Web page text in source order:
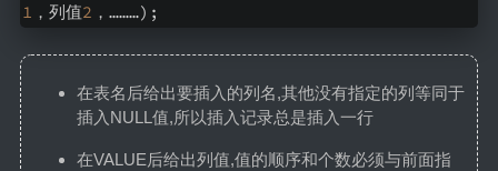
1 ，列值2 ，………);
在表名后给出要插入的列名,其他没有指定的列等同于
插入NULL值,所以插入记录总是插入一行
在VALUE后给出列值,值的顺序和个数必须与前面指
WordPress
小食记
杂食记